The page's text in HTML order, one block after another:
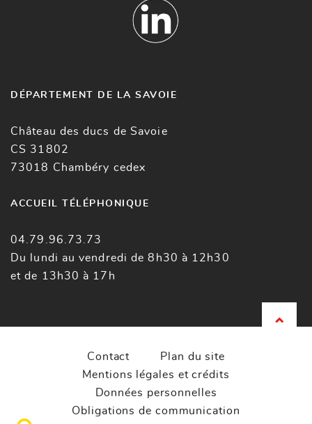
DÉPARTEMENT DE LA SAVOIE
Château des ducs de Savoie
CS 31802
73018 Chambéry cedex
ACCUEIL TÉLÉPHONIQUE
04.79.96.73.73
Du lundi au vendredi de 8h30 à 12h30
et de 13h30 à 17h
Contact
Plan du site
Mentions légales et crédits
Données personnelles
Obligations de communication